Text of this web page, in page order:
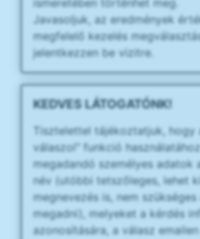
ismeretében történhet meg.
Javasoljuk, az eredmények
megfelelő kezelés
jelentkezzen be vizitre.
KEDVES LÁTOGATÓNK!
Tisztelettel tájékoztatjuk, hogy
válaszol" funkció
megadandó személyes adatok
név (utóbbi tetszőleges, lehet
megnevezés is, nem
megadni), melyeket a kérdés
azonosítására, a válasz emailen